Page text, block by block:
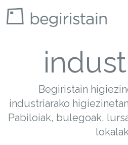
Begiristain
industriarako
Pabiloiak, bulegoak,